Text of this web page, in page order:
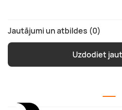
Jautājumi un atbildes (0)
Uzdodiet